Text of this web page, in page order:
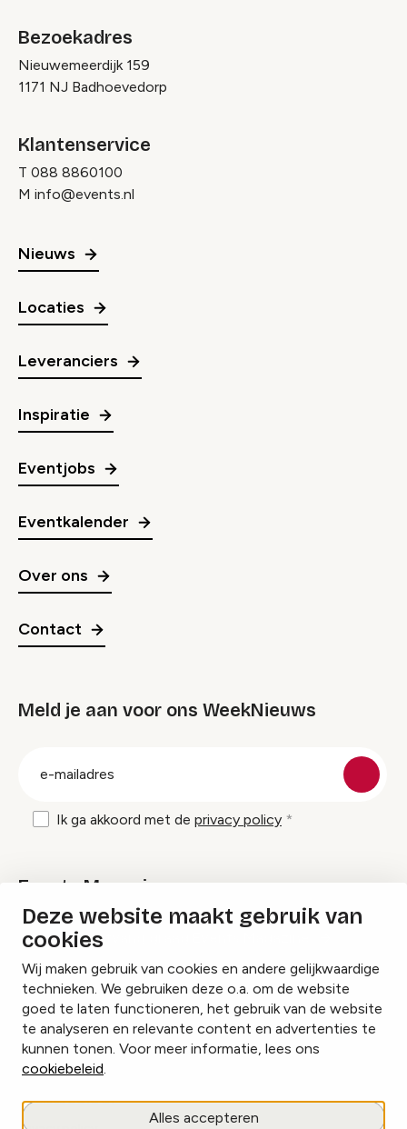
Deze website maakt gebruik van
cookies
Wij maken gebruik van cookies en andere gelijkwaardige
technieken. We gebruiken deze o.a. om de website
goed te laten functioneren, het gebruik van de website
te analyseren en relevante content en advertenties te
kunnen tonen. Voor meer informatie, lees ons
cookiebeleid.
Alles accepteren
Bezoekadres
Nieuwemeerdijk 159
1171 NJ Badhoevedorp
Klantenservice
T 088 8860100
M info@events.nl
Nieuws
Locaties
Leveranciers
Inspiratie
Eventjobs
Eventkalender
Over ons
Contact
Meld je aan voor ons WeekNieuws
Ik ga akkoord met de privacy policy
Events Magazine
Ik ontvang graag Events Magazine
InstagramFacebookLinkedIn
Cookies beheren